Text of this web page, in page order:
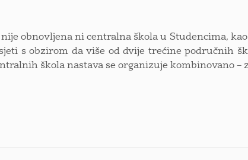
obnovljena ni centralna škola u Studencima,
s obzirom da više od dvije trećine područnih
škola nastava se organizuje kombinovano